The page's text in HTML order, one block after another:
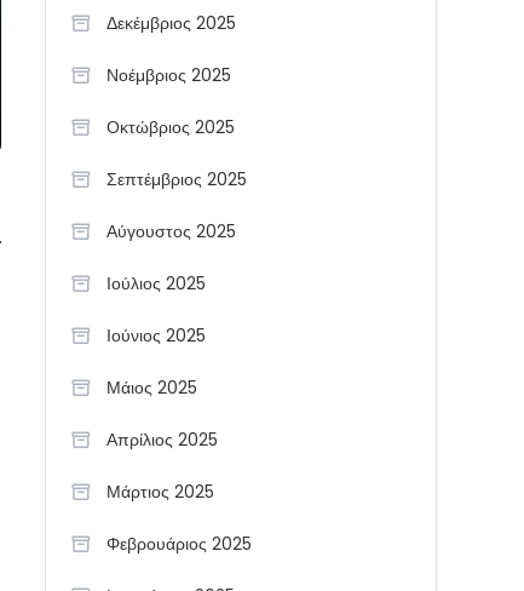
Δεκέμβριος 2025
Νοέμβριος 2025
Οκτώβριος 2025
Σεπτέμβριος 2025
Αύγουστος 2025
Ιούλιος 2025
Ιούνιος 2025
Μάιος 2025
Απρίλιος 2025
Μάρτιος 2025
Φεβρουάριος 2025